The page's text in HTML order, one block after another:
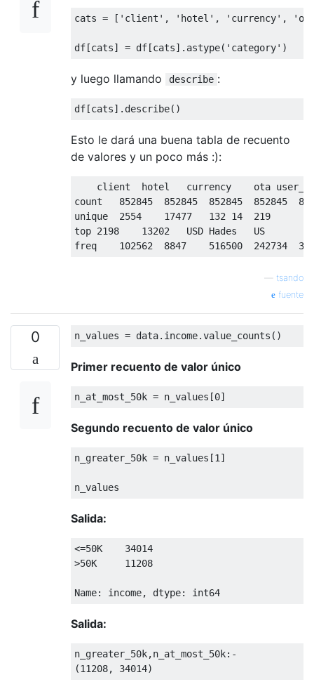
cats = [ 'client' , 'hotel' , 'currency' ,
df[cats] = df[cats]. astype( 'category' )
y luego llamando describe :
df[cats]. describe()
Esto le dará una buena tabla de recuento
de valores y un poco más :):
client  hotel   currency    ota
count 852845 852845 852845 852845
unique 2554 17477 132 14
219
top 2198 13202
   USD
Hades
   US
freq 102562 8847 516500 242734
tsando
fuente
0 n_values = data. income.value_counts ()
Primer recuento de valor único
n_at_most_50k = n_values [0]
Segundo recuento de valor único
n_greater_50k = n_values [1 ]
n_values
Salida:
<=50K
34014
>50K 11208
Name: income, dtype: int64
Salida:
n_greater_50k,n_at_most_50k:-
(11208, 34014)